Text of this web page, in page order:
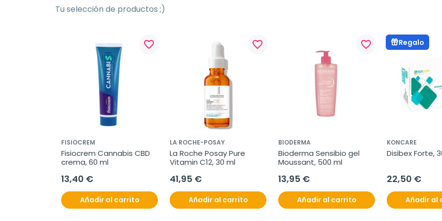
Tu selección de productos ;)
favorite_border
FISIOCREM
Fisiocrem Cannabis CBD
crema, 60 ml
13,40 €
Añadir al carrito
favorite_border
LA ROCHE-POSAY
La Roche Posay Pure
Vitamin C12, 30 ml
41,95 €
Añadir al carrito
favorite_border
BIODERMA
Bioderma Sensibio gel
Moussant, 500 ml
13,95 €
Añadir al carrito
Regalo
KONCARE
Disibex Forte,
22,50 €
Añadir al